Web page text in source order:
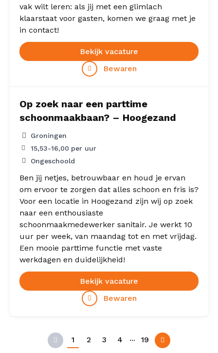
vak wilt leren: als jij met een glimlach
klaarstaat voor gasten, komen we graag met je
in contact!
Bekijk vacature
Bewaren
Op zoek naar een parttime
schoonmaakbaan? – Hoogezand
Groningen
15,53-16,00 per uur
Ongeschoold
Ben jij netjes, betrouwbaar en houd je ervan
om ervoor te zorgen dat alles schoon en fris is?
Voor een locatie in Hoogezand zijn wij op zoek
naar een enthousiaste
schoonmaakmedewerker sanitair. Je werkt 10
uur per week, van maandag tot en met vrijdag.
Een mooie parttime functie met vaste
werkdagen en duidelijkheid!
Bekijk vacature
Bewaren
Vorige
1 2 3 4 ... 19